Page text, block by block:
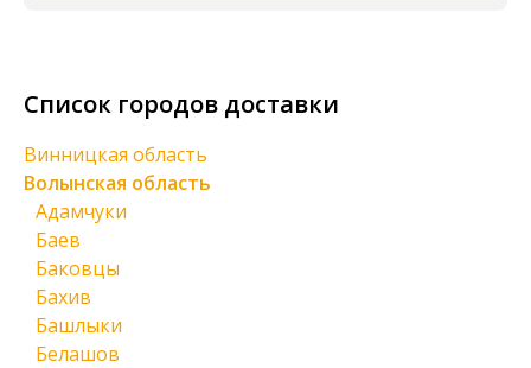
Список городов доставки
Винницкая область
Волынская область
Адамчуки
Баев
Баковцы
Бахив
Башлыки
Белашов